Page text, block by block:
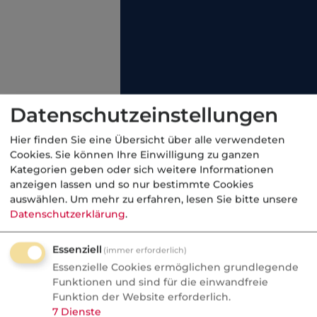
Kündigung durch VR dem
Erwerber gegenüber mit
einer Frist von einem
Datenschutzeinstellungen
Hier finden Sie eine Übersicht über alle verwendeten
Cookies. Sie können Ihre Einwilligung zu ganzen
Kategorien geben oder sich weitere Informationen
anzeigen lassen und so nur bestimmte Cookies
auswählen. Um mehr zu erfahren, lesen Sie bitte unsere
Datenschutzerklärung.
Essenziell (immer erforderlich)
Essenzielle Cookies ermöglichen grundlegende
Funktionen und sind für die einwandfreie
Funktion der Website erforderlich.
7 Dienste